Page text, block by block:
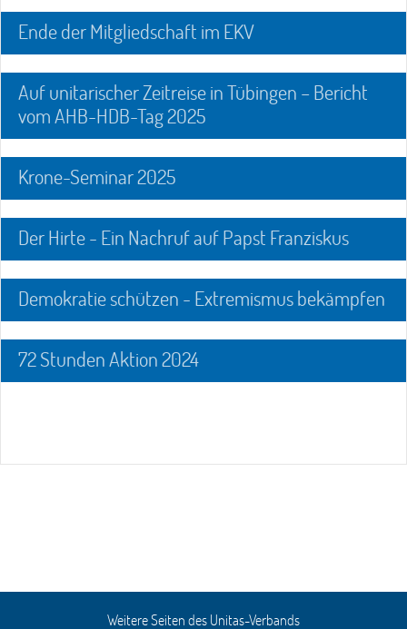
Ende der Mitgliedschaft im EKV
Auf unitarischer Zeitreise in Tübingen – Bericht
vom AHB-HDB-Tag 2025
Krone-Seminar 2025
Der Hirte - Ein Nachruf auf Papst Franziskus
Demokratie schützen - Extremismus bekämpfen
72 Stunden Aktion 2024
Weitere Seiten des Unitas-Verbands